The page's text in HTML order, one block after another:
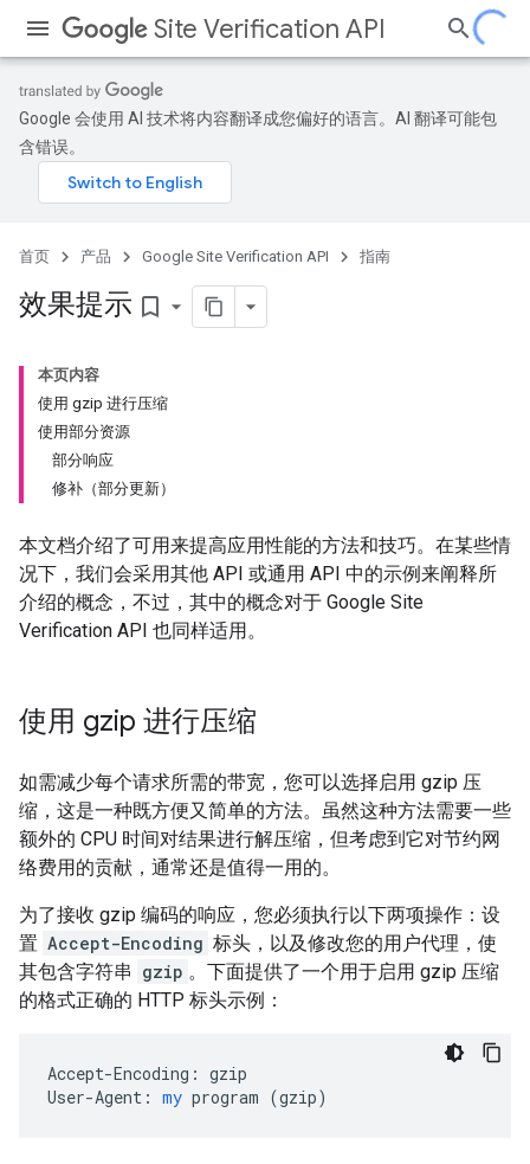
Site Verification API
Google 会使用 AI 技术将内容翻译成您偏好的语言。AI 翻译可能包
含错误。
首页 产品 Google Site Verification API 指南
效果提示 bookmark_border
本页内容
使用 gzip 进行压缩
使用部分资源
部分响应
修补（部分更新）
本文档介绍了可用来提高应用性能的方法和技巧。在某些情
况下，我们会采用其他 API 或通用 API 中的示例来阐释所
介绍的概念，不过，其中的概念对于 Google Site
Verification API 也同样适用。
使用 gzip 进行压缩
如需减少每个请求所需的带宽，您可以选择启用 gzip 压
缩，这是一种既方便又简单的方法。虽然这种方法需要一些
额外的 CPU 时间对结果进行解压缩，但考虑到它对节约网
络费用的贡献，通常还是值得一用的。
为了接收 gzip 编码的响应，您必须执行以下两项操作：设
置 Accept-Encoding 标头，以及修改您的用户代理，使
其包含字符串 gzip 。下面提供了一个用于启用 gzip 压缩
的格式正确的 HTTP 标头示例：
Accept-Encoding: gzip
User-Agent: my program (gzip)